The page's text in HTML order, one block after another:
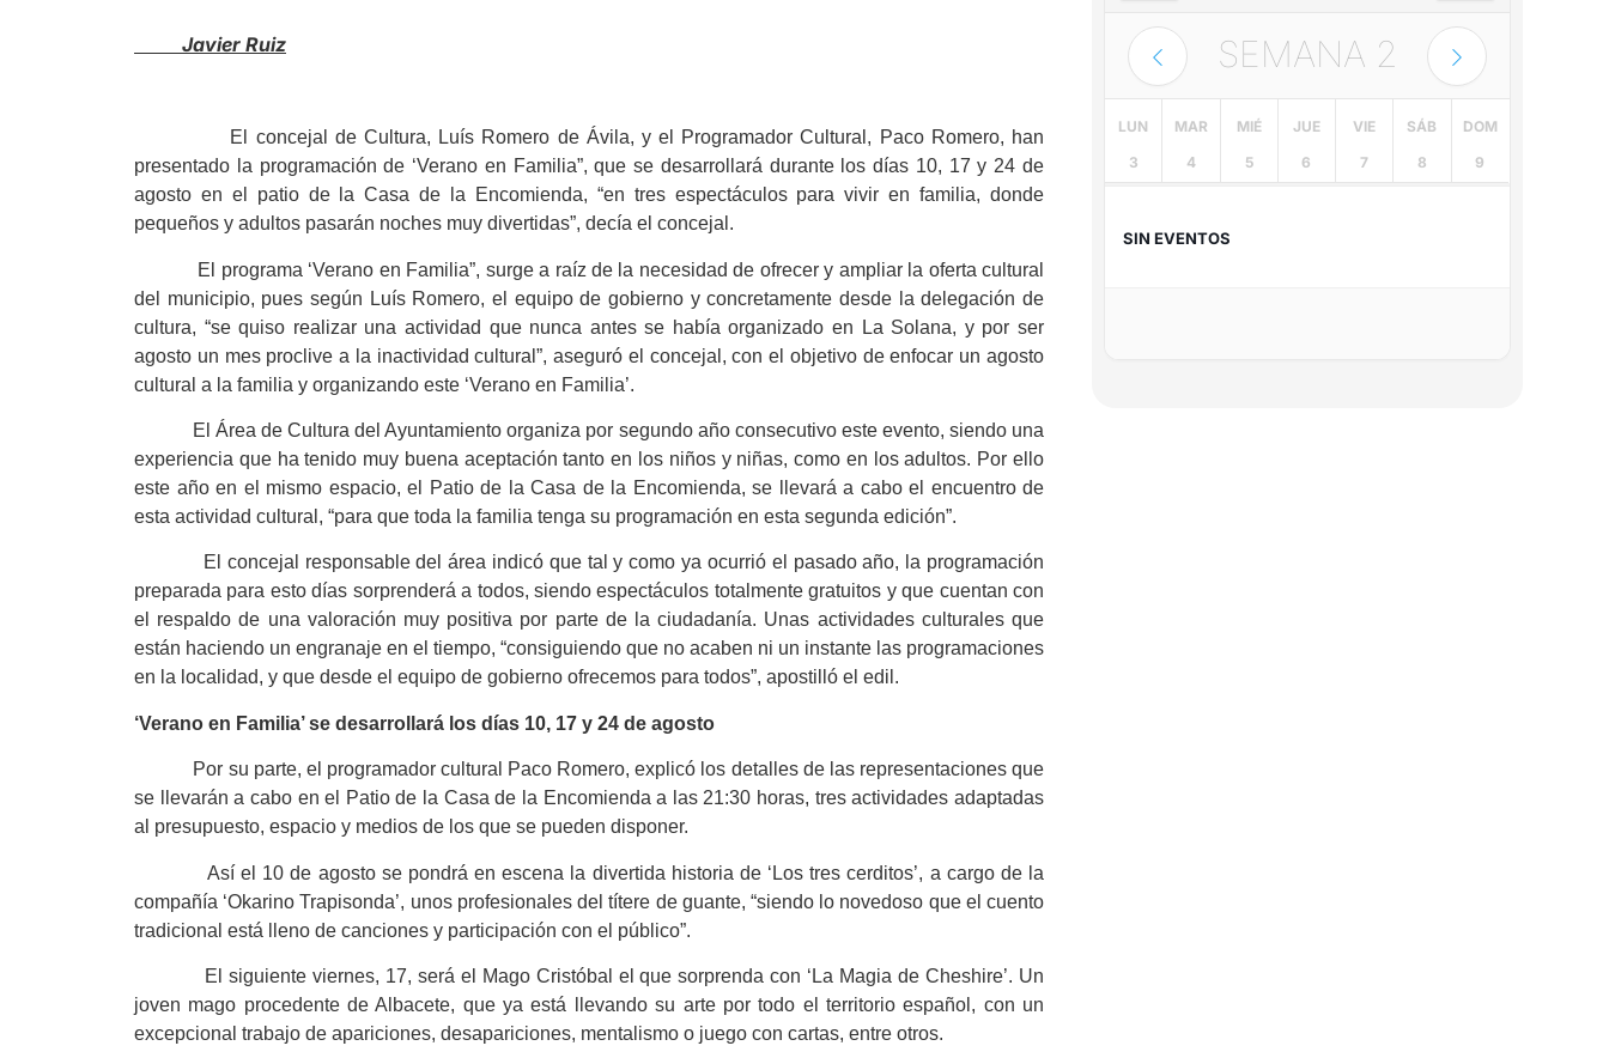
Javier Ruiz
El concejal de Cultura, Luís Romero de Ávila, y el Programador Cultural, Paco Romero, han
presentado la programación de ‘Verano en Familia”, que se desarrollará durante los días 10, 17 y 24 de
agosto en el patio de la Casa de la Encomienda, “en tres espectáculos para vivir en familia, donde
pequeños y adultos pasarán noches muy divertidas”, decía el concejal.
El programa ‘Verano en Familia”, surge a raíz de la necesidad de ofrecer y ampliar la oferta cultural
del municipio, pues según Luís Romero, el equipo de gobierno y concretamente desde la delegación de
cultura, “se quiso realizar una actividad que nunca antes se había organizado en La Solana, y por ser
agosto un mes proclive a la inactividad cultural”, aseguró el concejal, con el objetivo de enfocar un agosto
cultural a la familia y organizando este ‘Verano en Familia’.
El Área de Cultura del Ayuntamiento organiza por segundo año consecutivo este evento, siendo una
experiencia que ha tenido muy buena aceptación tanto en los niños y niñas, como en los adultos. Por ello
este año en el mismo espacio, el Patio de la Casa de la Encomienda, se llevará a cabo el encuentro de
esta actividad cultural, “para que toda la familia tenga su programación en esta segunda edición”.
El concejal responsable del área indicó que tal y como ya ocurrió el pasado año, la programación
preparada para esto días sorprenderá a todos, siendo espectáculos totalmente gratuitos y que cuentan con
el respaldo de una valoración muy positiva por parte de la ciudadanía. Unas actividades culturales que
están haciendo un engranaje en el tiempo, “consiguiendo que no acaben ni un instante las programaciones
en la localidad, y que desde el equipo de gobierno ofrecemos para todos”, apostilló el edil.
‘Verano en Familia’ se desarrollará los días 10, 17 y 24 de agosto
Por su parte, el programador cultural Paco Romero, explicó los detalles de las representaciones que
se llevarán a cabo en el Patio de la Casa de la Encomienda a las 21:30 horas, tres actividades adaptadas
al presupuesto, espacio y medios de los que se pueden disponer.
Así el 10 de agosto se pondrá en escena la divertida historia de ‘Los tres cerditos’, a cargo de la
compañía ‘Okarino Trapisonda’, unos profesionales del títere de guante, “siendo lo novedoso que el cuento
tradicional está lleno de canciones y participación con el público”.
El siguiente viernes, 17, será el Mago Cristóbal el que sorprenda con ‘La Magia de Cheshire’. Un
joven mago procedente de Albacete, que ya está llevando su arte por todo el territorio español, con un
excepcional trabajo de apariciones, desapariciones, mentalismo o juego con cartas, entre otros.
SEMANA 2
LUN
3
MAR
4
MIÉ
5
JUE
6
VIE
7
SÁB
8
DOM
9
SIN EVENTOS